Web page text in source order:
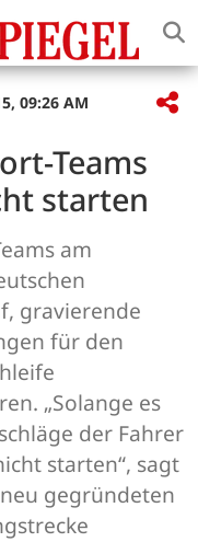
09:26 AM
Teams
starten
am
gravierende
für den
„Solange es
der Fahrer
starten“, sagt
gegründeten